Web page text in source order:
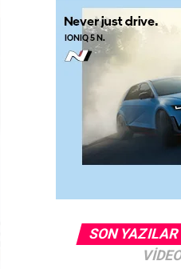
SON YAZILAR